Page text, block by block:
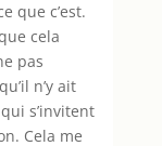
que c’est.
cela
pas
n’y ait
s’invitent
Cela me